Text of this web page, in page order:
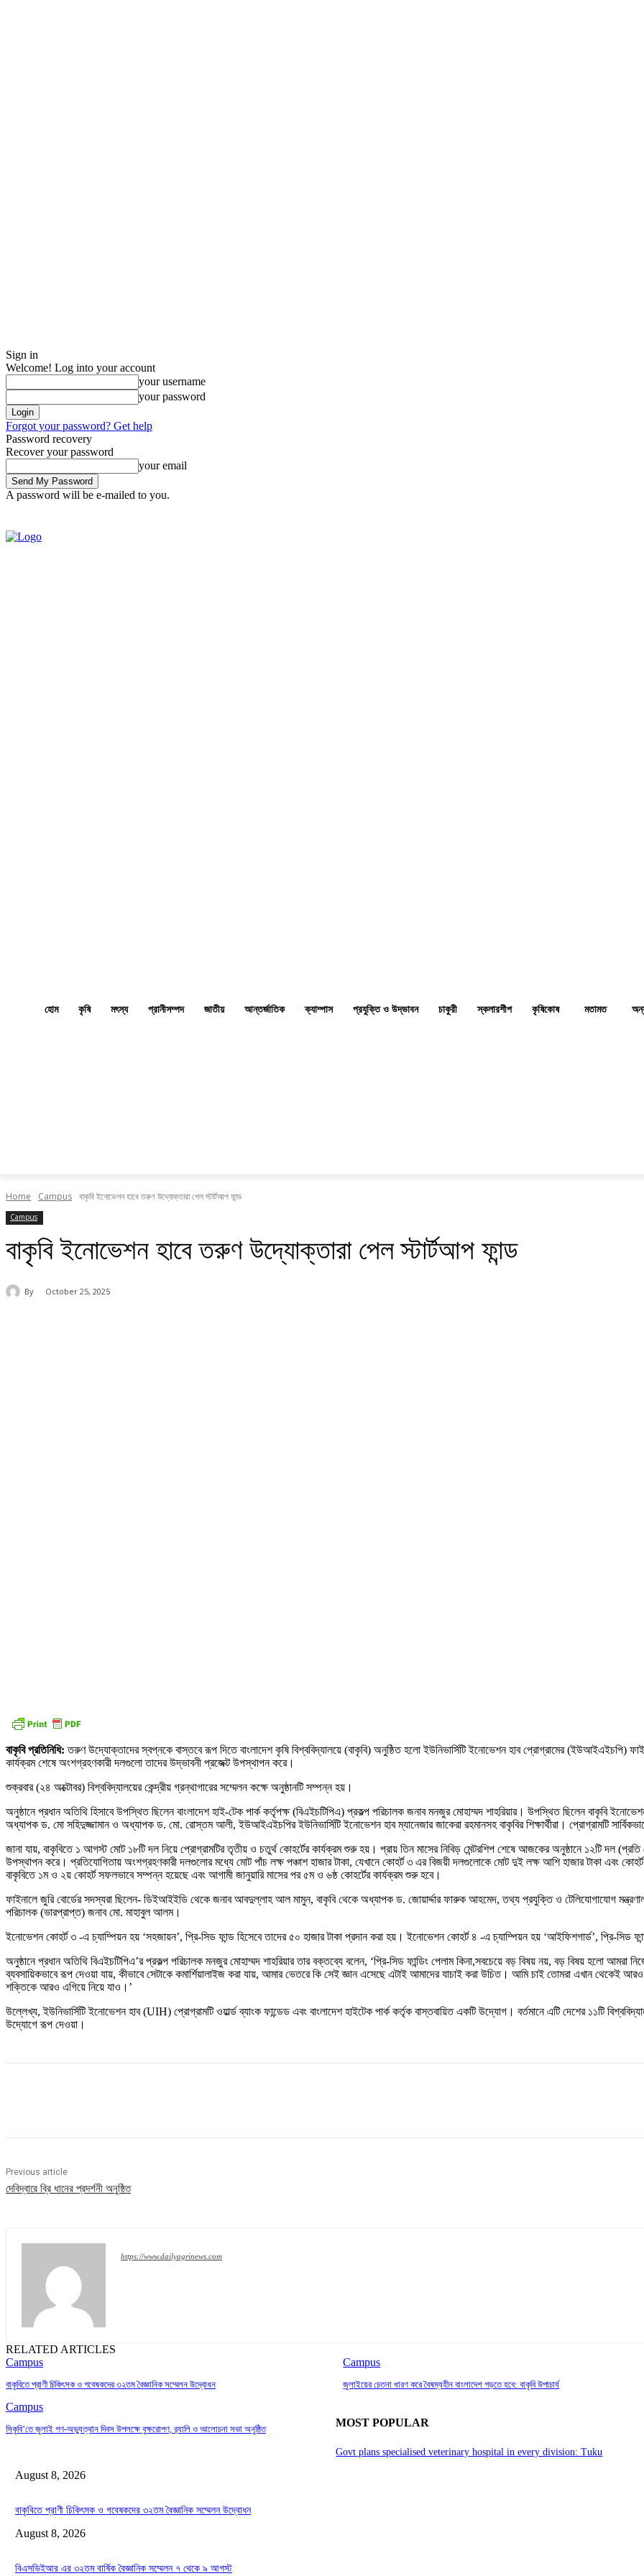
Sign in
Welcome! Log into your account
your username
your password
Forgot your password? Get help
Password recovery
Recover your password
your email
A password will be e-mailed to you.
হোম কৃষি মৎস্য প্রানীসম্পদ জাতীয় আন্তর্জাতিক ক্যাম্পাস প্রযুক্তি ও উদ্ভাবন চাকুরী স্কলারশীপ কৃষিকোষ মতামত
Home Campus বাকৃবি ইনোভেশন হাবে তরুণ উদ্যোক্তারা পেল স্টার্টআপ ফান্ড
Campus
বাকৃবি ইনোভেশন হাবে তরুণ উদ্যোক্তারা পেল স্টার্টআপ ফান্ড
By October 25, 2025
বাকৃবি প্রতিনিধি: তরুণ উদ্যোক্তাদের স্বপ্নকে বাস্তবে রূপ দিতে বাংলাদেশ কৃষি বিশ্ববিদ্যালয়ে (বাকৃবি) অনুষ্ঠিত হলো ইউনিভার্সিটি ইনোভেশন হাব প্রোগ্রামের (ইউআইএইচপি)
কার্যক্রম শেষে অংশগ্রহণকারী দলগুলো তাদের উদ্ভাবনী প্রজেক্ট উপস্থাপন করে।
শুক্রবার (২৪ অক্টোবর) বিশ্ববিদ্যালয়ের কেন্দ্রীয় গ্রন্থাগারের সম্মেলন কক্ষে অনুষ্ঠানটি সম্পন্ন হয়।
অনুষ্ঠানে প্রধান অতিথি হিসাবে উপস্থিত ছিলেন বাংলাদেশ হাই-টেক পার্ক কর্তৃপক্ষ (বিএইচটিপিএ) প্রকল্প পরিচালক জনাব মনজুর মোহাম্মদ শাহরিয়ার। উপস্থিত ছিলেন বাকৃবি
অধ্যাপক ড. মো সহিদুজ্জামান ও অধ্যাপক ড. মো. রোস্তম আলী, ইউআইএইচপির ইউনিভার্সিটি ইনোভেশন হাব ম্যানেজার জাকেরা রহমানসহ বাকৃবির শিক্ষার্থীরা। প্রোগ্রামটি
জানা যায়, বাকৃবিতে ১ আগস্ট মোট ১৮টি দল নিয়ে প্রোগ্রামটির তৃতীয় ও চতুর্থ কোহর্টের কার্যক্রম শুরু হয়। প্রায় তিন মাসের নিবিড় মেন্টরশিপ শেষে আজকের অনুষ্ঠানে ১২টি দল
উপস্থাপন করে। প্রতিযোগিতায় অংশগ্রহণকারী দলগুলোর মধ্যে মোট পাঁচ লক্ষ পঞ্চাশ হাজার টাকা, যেখানে কোহর্ট ৩ এর বিজয়ী দলগুলোকে মোট দুই লক্ষ আশি হাজার টাকা এবং
বাকৃবিতে ১ম ও ২য় কোহর্ট সফলভাবে সম্পন্ন হয়েছে এবং আগামী জানুয়ারি মাসের পর ৫ম ও ৬ষ্ঠ কোহর্টের কার্যক্রম শুরু হবে।
ফাইনালে জুরি বোর্ডের সদস্যরা ছিলেন- ডিইআইইডি থেকে জনাব আবদুল্লাহ আল মামুন, বাকৃবি থেকে অধ্যাপক ড. জোয়ার্দ্দার ফারুক আহমেদ, তথ্য প্রযুক্তি ও টেলিযোগাযোগ
পরিচালক (ভারপ্রাপ্ত) জনাব মো. মাহাবুল আলম।
ইনোভেশন কোহর্ট ৩ -এ চ্যাম্পিয়ন হয় ‘সহজায়ন’, প্রি-সিড ফান্ড হিসেবে তাদের ৫০ হাজার টাকা প্রদান করা হয়। ইনোভেশন কোহর্ট ৪ -এ চ্যাম্পিয়ন হয় ‘আইফিশগার্ড’, প্রি-সিড
অনুষ্ঠানে প্রধান অতিথি বিএইচটিপিএ’র প্রকল্প পরিচালক মনজুর মোহাম্মদ শাহরিয়ার তার বক্তব্যে বলেন, ‘প্রি-সিড ফান্ডিং পেলাম কিনা,সবচেয়ে বড় বিষয় নয়, বড় বিষয় হলো
ব্যবসায়িকভাবে রূপ দেওয়া যায়, কীভাবে সেটাকে কমার্শিয়ালাইজ করা যায়, আমার ভেতরে কি সেই জ্ঞান এসেছে এটাই আমাদের যাচাই করা উচিত। আমি চাই তোমরা এখান থেকেই
শক্তিকে আরও এগিয়ে নিয়ে যাও।’
উল্লেখ্য, ইউনিভার্সিটি ইনোভেশন হাব (UIH) প্রোগ্রামটি ওয়ার্ল্ড ব্যাংক ফান্ডেড এবং বাংলাদেশ হাইটেক পার্ক কর্তৃক বাস্তবায়িত একটি উদ্যোগ। বর্তমানে এটি দেশের ১১টি
উদ্যোগে রূপ দেওয়া।
Previous article
দেবিদ্বারে ব্রি ধানের প্রদর্শনী অনুষ্ঠিত
https://www.dailyagrinews.com
RELATED ARTICLES
Campus
বাকৃবিতে প্রাণী চিকিৎসক ও গবেষকদের ৩২তম বৈজ্ঞানিক সম্মেলন উদ্বোধন
Campus
জুলাইয়ের চেতনা ধারণ করে বৈষম্যহীন বাংলাদেশ গড়তে হবে: বাকৃবি উপাচার্য
Campus
সিকৃবি’তে জুলাই গণ-অভ্যুত্থান দিবস উপলক্ষে বৃক্ষরোপণ, র‍্যালি ও আলোচনা সভা অনুষ্ঠিত
MOST POPULAR
Govt plans specialised veterinary hospital in every division: Tuku
August 8, 2026
বাকৃবিতে প্রাণী চিকিৎসক ও গবেষকদের ৩২তম বৈজ্ঞানিক সম্মেলন উদ্বোধন
August 8, 2026
বিএসভিইআর এর ৩২তম বার্ষিক বৈজ্ঞানিক সম্মেলন ৭ থেকে ৯ আগস্ট